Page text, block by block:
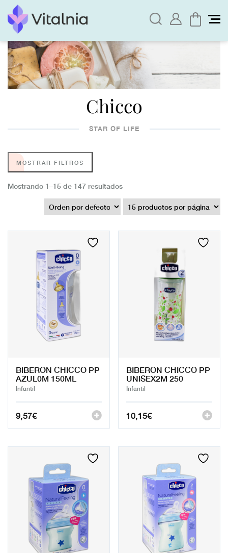
Chicco
STAR OF LIFE
MOSTRAR FILTROS
Mostrando 1–15 de 147 resultados
BIBERON CHICCO PP
AZUL0M 150ML
Infantil
9,57€
BIBERON CHICCO PP
UNISEX2M 250
Infantil
10,15€